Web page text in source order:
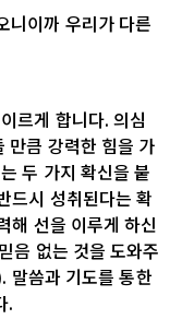
니이까 우리가 다른
르게 합니다. 의심
만큼 강력한 힘을 가
두 가지 확신을 붙
드시 성취된다는 확
해 선을 이루게 하신
음 없는 것을 도와주
말씀과 기도를 통한
.